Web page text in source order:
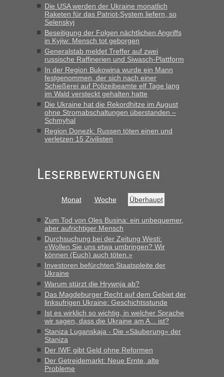
Die USA werden der Ukraine monatlich
Raketen für das Patriot-System liefern, so
Selenskyj
Beseitigung der Folgen nächtlichen Angriffs
in Kyjiw: Mensch tot geborgen
Generalstab meldet Treffer auf zwei
russische Raffinerien und Siwasch-Plattform
In der Region Bukowina wurde ein Mann
festgenommen, der sich nach einer
Schießerei auf Polizeibeamte elf Tage lang
im Wald versteckt gehalten hatte
Die Ukraine hat die Rekordhitze im August
ohne Stromabschaltungen überstanden –
Schmyhal
Region Donezk: Russen töten einen und
verletzen 15 Zivilisten
Leserbewertungen
Monat Woche Überhaupt
Zum Tod von Oles Busina: ein unbequemer,
aber aufrichtiger Mensch
Durchsuchung bei der Zeitung Westi:
«Wollen Sie uns etwa umbringen? Wir
können (Euch) auch töten.»
Investoren befürchten Staatspleite der
Ukraine
Warum stürzt die Hrywnja ab?
Das Magdeburger Recht auf dem Gebiet der
linksufrigen Ukraine: Geschichtsstunde
Ist es wirklich so wichtig, in welcher Sprache
wir sagen, dass die Ukraine am A... ist?
Staniza Luganskaja - Die «Säuberung» der
Staniza
Der IWF gibt Geld ohne Reformen
Der Getreidemarkt: Neue Ernte, alte
Probleme